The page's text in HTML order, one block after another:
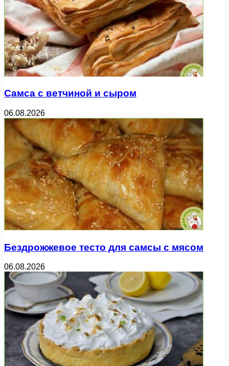
Самса с ветчиной и сыром
06.08.2026
Бездрожжевое тесто для самсы с мясом
06.08.2026